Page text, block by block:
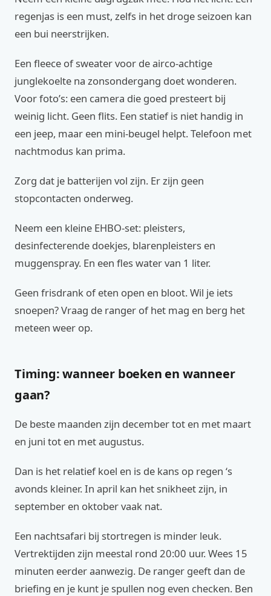
regenjas is een must, zelfs in het droge seizoen kan
een bui neerstrijken.
Een fleece of sweater voor de airco-achtige
junglekoelte na zonsondergang doet wonderen.
Voor foto’s: een camera die goed presteert bij
weinig licht. Geen flits. Een statief is niet handig in
een jeep, maar een mini-beugel helpt. Telefoon met
nachtmodus kan prima.
Zorg dat je batterijen vol zijn. Er zijn geen
stopcontacten onderweg.
Neem een kleine EHBO-set: pleisters,
desinfecterende doekjes, blarenpleisters en
muggenspray. En een fles water van 1 liter.
Geen frisdrank of eten open en bloot. Wil je iets
snoepen? Vraag de ranger of het mag en berg het
meteen weer op.
Timing: wanneer boeken en wanneer
gaan?
De beste maanden zijn december tot en met maart
en juni tot en met augustus.
Dan is het relatief koel en is de kans op regen ‘s
avonds kleiner. In april kan het snikheet zijn, in
september en oktober vaak nat.
Een nachtsafari bij stortregen is minder leuk.
Vertrektijden zijn meestal rond 20:00 uur. Wees 15
minuten eerder aanwezig. De ranger geeft dan de
briefing en je kunt je spullen nog even checken. Ben